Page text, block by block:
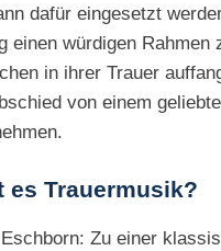
dafür eingesetzt
einen würdigen Rahmen
in ihrer Trauer
von einem
es Trauermusik?
Zu einer